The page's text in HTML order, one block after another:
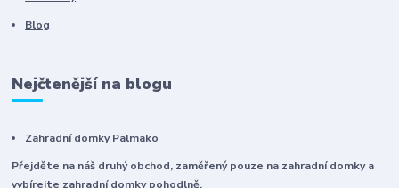
Blog
Nejčtenější na blogu
Zahradní domky Palmako
Přejděte na náš druhý obchod, zaměřený pouze na zahradní domky a
vybírejte zahradní domky pohodlně.